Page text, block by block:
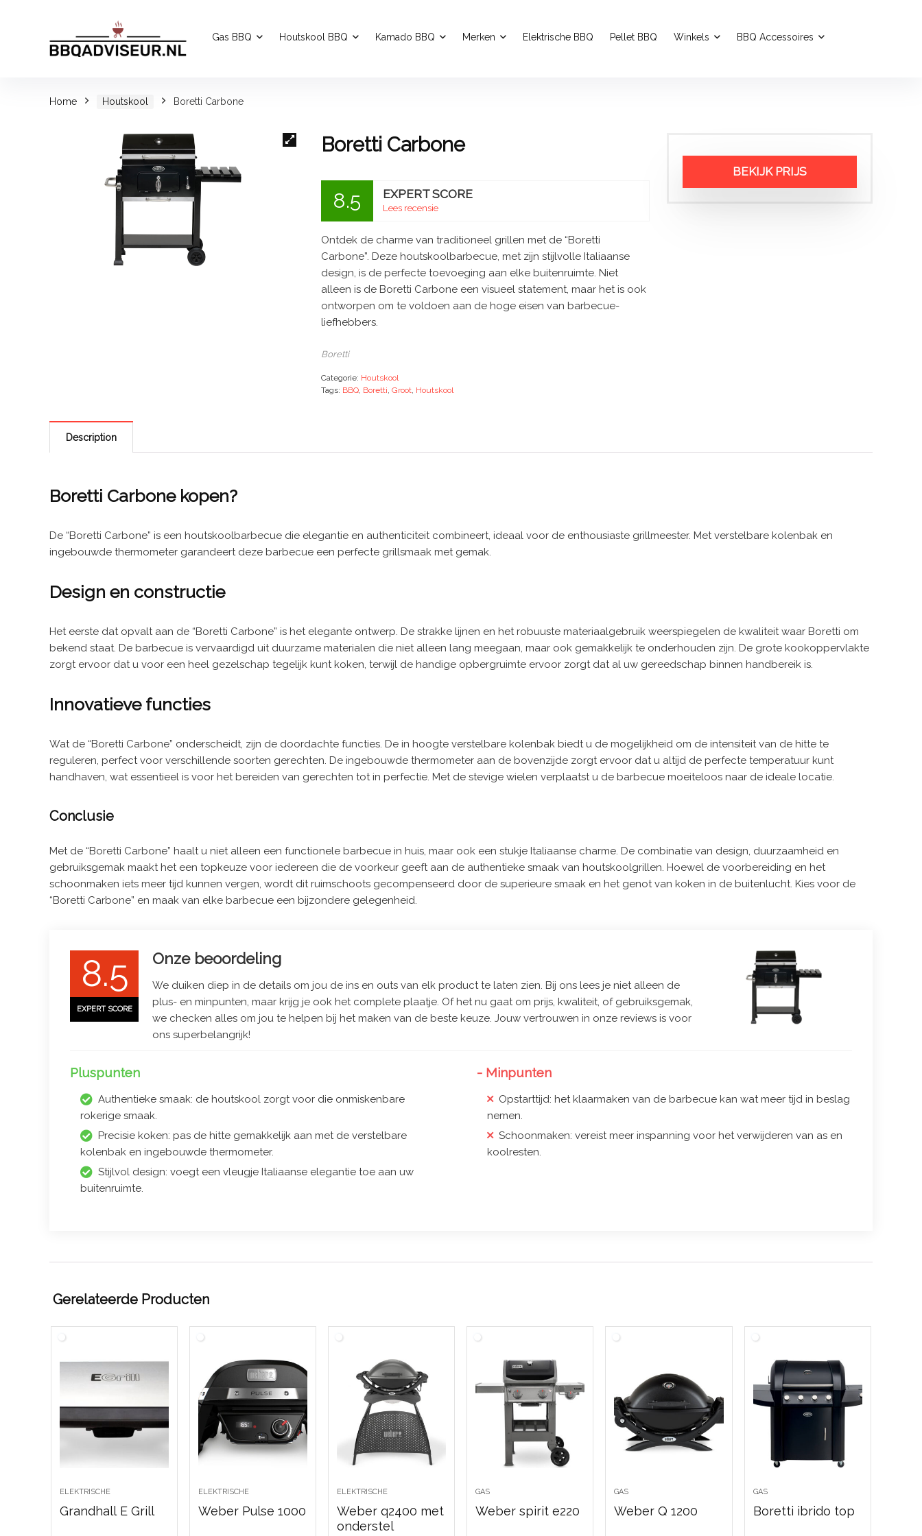
Gas BBQ Houtskool BBQ Kamado BBQ Merken Elektrische BBQ Pellet BBQ Winkels BBQ Accessoires
Home Houtskool Boretti Carbone
Boretti Carbone
8.5 EXPERT SCORE
Lees recensie
Ontdek de charme van traditioneel grillen met de “Boretti
Carbone”. Deze houtskoolbarbecue, met zijn stijlvolle Italiaanse
design, is de perfecte toevoeging aan elke buitenruimte. Niet
alleen is de Boretti Carbone een visueel statement, maar het is ook
ontworpen om te voldoen aan de hoge eisen van barbecue-
liefhebbers.
Boretti
Categorie: Houtskool
Tags: BBQ, Boretti, Groot, Houtskool
BEKIJK PRIJS
Description
Boretti Carbone kopen?
De “Boretti Carbone” is een houtskoolbarbecue die elegantie en authenticiteit combineert, ideaal voor de enthousiaste grillmeester. Met verstelbare kolenbak en
ingebouwde thermometer garandeert deze barbecue een perfecte grillsmaak met gemak.
Design en constructie
Het eerste dat opvalt aan de “Boretti Carbone” is het elegante ontwerp. De strakke lijnen en het robuuste materiaalgebruik weerspiegelen de kwaliteit waar Boretti om
bekend staat. De barbecue is vervaardigd uit duurzame materialen die niet alleen lang meegaan, maar ook gemakkelijk te onderhouden zijn. De grote kookoppervlakte
zorgt ervoor dat u voor een heel gezelschap tegelijk kunt koken, terwijl de handige opbergruimte ervoor zorgt dat al uw gereedschap binnen handbereik is.
Innovatieve functies
Wat de “Boretti Carbone” onderscheidt, zijn de doordachte functies. De in hoogte verstelbare kolenbak biedt u de mogelijkheid om de intensiteit van de hitte te
reguleren, perfect voor verschillende soorten gerechten. De ingebouwde thermometer aan de bovenzijde zorgt ervoor dat u altijd de perfecte temperatuur kunt
handhaven, wat essentieel is voor het bereiden van gerechten tot in perfectie. Met de stevige wielen verplaatst u de barbecue moeiteloos naar de ideale locatie.
Conclusie
Met de “Boretti Carbone” haalt u niet alleen een functionele barbecue in huis, maar ook een stukje Italiaanse charme. De combinatie van design, duurzaamheid en
gebruiksgemak maakt het een topkeuze voor iedereen die de voorkeur geeft aan de authentieke smaak van houtskoolgrillen. Hoewel de voorbereiding en het
schoonmaken iets meer tijd kunnen vergen, wordt dit ruimschoots gecompenseerd door de superieure smaak en het genot van koken in de buitenlucht. Kies voor de
“Boretti Carbone” en maak van elke barbecue een bijzondere gelegenheid.
8.5
EXPERT SCORE
Onze beoordeling
We duiken diep in de details om jou de ins en outs van elk product te laten zien. Bij ons lees je niet alleen de
plus- en minpunten, maar krijg je ook het complete plaatje. Of het nu gaat om prijs, kwaliteit, of gebruiksgemak,
we checken alles om jou te helpen bij het maken van de beste keuze. Jouw vertrouwen in onze reviews is voor
ons superbelangrijk!
Pluspunten
Authentieke smaak: de houtskool zorgt voor die onmiskenbare
rokerige smaak.
Precisie koken: pas de hitte gemakkelijk aan met de verstelbare
kolenbak en ingebouwde thermometer.
Stijlvol design: voegt een vleugje Italiaanse elegantie toe aan uw
buitenruimte.
- Minpunten
Opstarttijd: het klaarmaken van de barbecue kan wat meer tijd in beslag
nemen.
Schoonmaken: vereist meer inspanning voor het verwijderen van as en
koolresten.
Gerelateerde Producten
ELEKTRISCHE
Grandhall E Grill
ELEKTRISCHE
Weber Pulse 1000
ELEKTRISCHE
Weber q2400 met
onderstel
GAS
Weber spirit e220
GAS
Weber Q 1200
GAS
Boretti ibrido top